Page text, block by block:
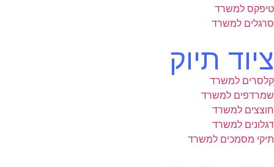
טיפקס למשרד
סרגלים למשרד
ציוד תיוק
קלסרים למשרד
שמרדפים למשרד
חוצצים למשרד
דגלונים למשרד
תיקי מסמכים למשרד